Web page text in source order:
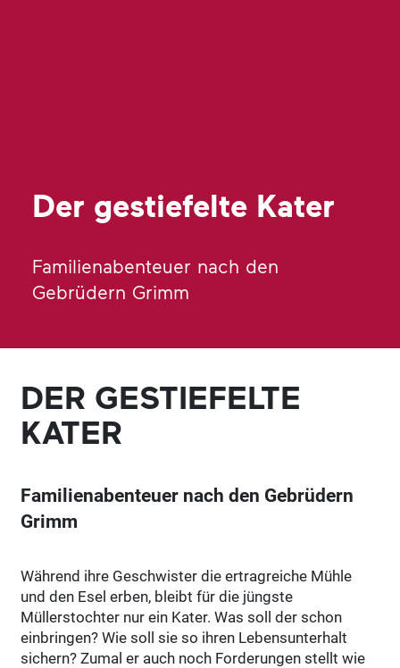
Der gestiefelte Kater
Familienabenteuer nach den
Gebrüdern Grimm
DER GESTIEFELTE
KATER
Familienabenteuer nach den Gebrüdern
Grimm
Während ihre Geschwister die ertragreiche Mühle
und den Esel erben, bleibt für die jüngste
Müllerstochter nur ein Kater. Was soll der schon
einbringen? Wie soll sie so ihren Lebensunterhalt
sichern? Zumal er auch noch Forderungen stellt wie